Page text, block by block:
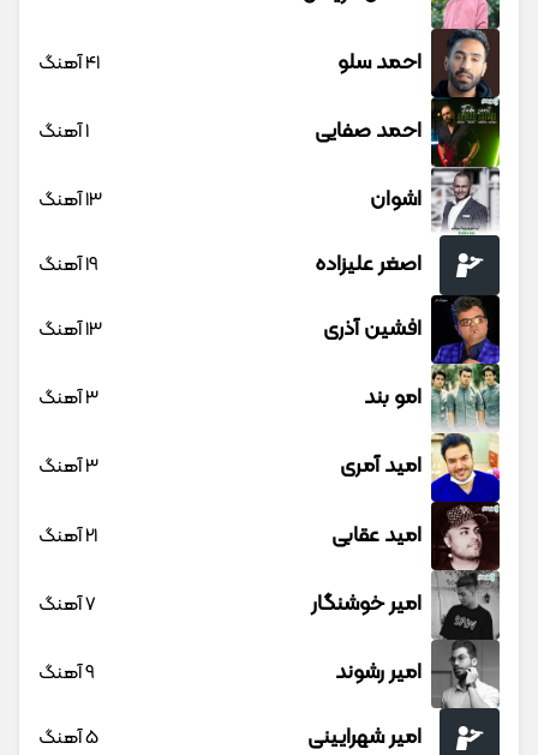
احمد سلو 41 آهنگ
احمد صفایی 1 آهنگ
اشوان 13 آهنگ
اصغر علیزاده 19 آهنگ
افشین آذری 13 آهنگ
امو بند 3 آهنگ
امید آمری 3 آهنگ
امید عقابی 21 آهنگ
امیر خوشنگار 7 آهنگ
امیر رشوند 9 آهنگ
امیر شهرایینی 5 آهنگ